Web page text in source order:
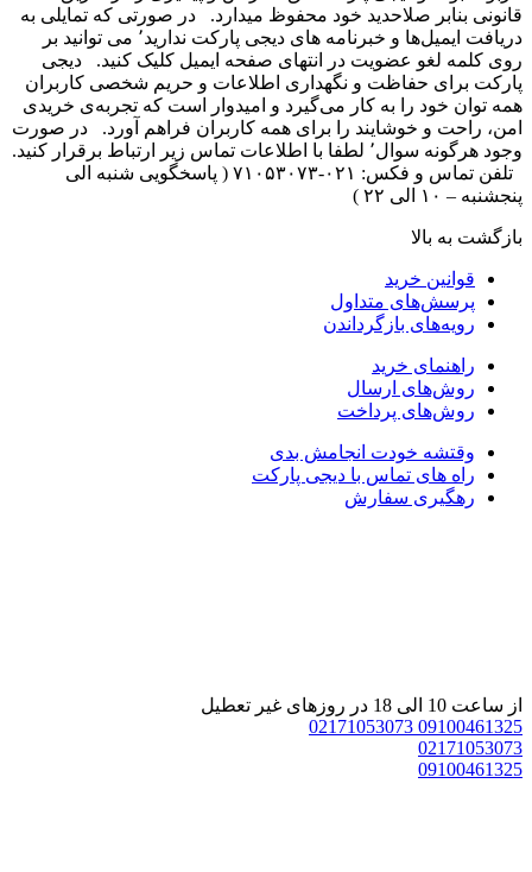
بنابر صلاحدید خود محفوظ میدارد. در صورتی که تمایلی به
دریافت ایمیل‌ها و خبرنامه های دیجی پارکت ندارید٬ می توانید بر
کلمه لغو عضویت در انتهای صفحه ایمیل کلیک کنید. دیجی
برای حفاظت و نگهداری اطلاعات و حریم شخصی کاربران
توان خود را به کار می‌گیرد و امیدوار است که تجربه‌ی خریدی
راحت و خوشایند را برای همه کاربران فراهم آورد. در صورت
وجود هرگونه سوال٬ لطفا با اطلاعات تماس زیر ارتباط برقرار کنید.
تلفن تماس و فکس: ۰۲۱-۷۱۰۵۳۰۷۳ ( پاسخگویی شنبه الی
– ۱۰ الی ۲۲ )
به بالا
قوانین خرید
پرسش‌های متداول
رویه‌های بازگرداندن
راهنمای خرید
روش‌های ارسال
روش‌های پرداخت
وقتشه خودت انجامش بدی
راه های تماس با دیجی پارکت
رهگیری سفارش
ساعت 10 الی 18 در روزهای غیر تعطیل
02171053073